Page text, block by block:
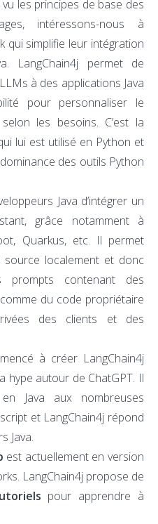
les principes de base des
intéressons-nous à
qui simplifie leur intégration
LangChain4j permet de
à des applications Java
pour personnaliser le
les besoins. C’est la
lui est utilisé en Python et
des outils Python
Java d’intégrer un
grâce notamment à
Quarkus, etc. Il permet
source localement et donc
contenant des
du code propriétaire
des clients et des
à créer LangChain4j
hype autour de ChatGPT. Il
Java aux nombreuses
et LangChain4j répond
Java.
est actuellement en version
LangChain4j propose de
pour apprendre à